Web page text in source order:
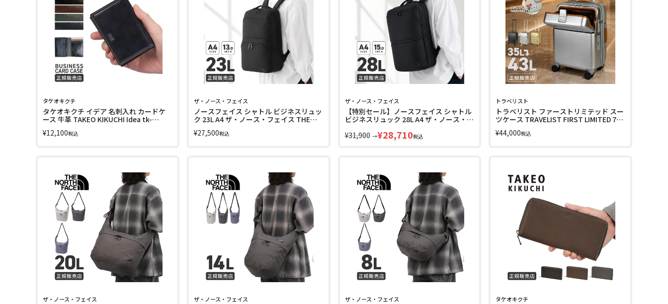
タケオキクチ
タケオキクチ イデア 名刺入れ カードケ
ース 牛革 TAKEO KIKUCHI Idea tk-
¥12,100税込
ザ・ノース・フェイス
ノースフェイス シャトル ビジネスリュッ
ク 23L A4 ザ・ノース・フェイス THE
¥27,500税込
ザ・ノース・フェイス
【特別セール】ノースフェイス シャトル
ビジネスリュック 28L A4 ザ・ノース・フ
NM62615
¥31,900 →¥28,710税込
トラベリスト
トラベリスト ファーストリミテッド スー
ツケース TRAVELIST FIRST LIMITED 76-
¥44,000税込
ザ・ノース・フェイス ザ・ノース・フェイス ザ・ノース・フェイス タケオキクチ